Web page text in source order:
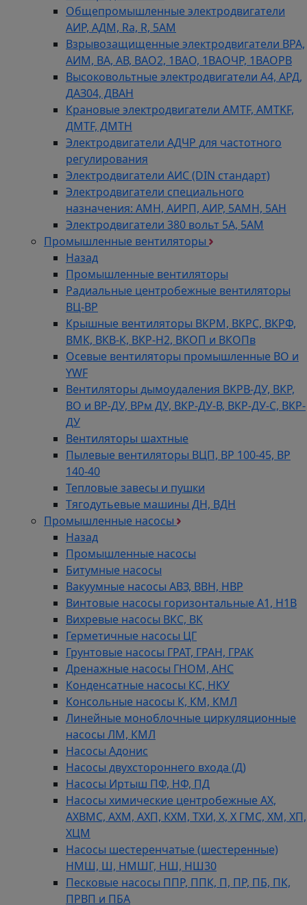
Общепромышленные электродвигатели
АИР, АДМ, Ra, R, 5AM
Взрывозащищенные электродвигатели ВРА,
АИМ, ВА, АВ, ВАO2, 1ВАО, 1ВАОЧР, 1ВАОРВ
Высоковольтные электродвигатели A4, АРД,
ДАЗ04, ДВАН
Крановые электродвигатели AMTF, AMTKF,
ДMTF, ДМТН
Электродвигатели АДЧР для частотного
регулирования
Электродвигатели АИС (DIN стандарт)
Электродвигатели специального
назначения: АМН, АИРП, АИР, 5АМН, 5АН
Электродвигатели 380 вольт 5А, 5АМ
Промышленные вентиляторы
Назад
Промышленные вентиляторы
Радиальные центробежные вентиляторы
ВЦ-ВР
Крышные вентиляторы ВКРМ, ВКРС, ВКРФ,
ВМК, ВКВ-К, ВКР-Н2, ВКОП и ВКОПв
Осевые вентиляторы промышленные ВО и
YWF
Вентиляторы дымоудаления ВКРВ-ДУ, ВКР,
ВО и ВР-ДУ, ВРм ДУ, ВКР-ДУ-В, ВКР-ДУ-С, ВКР-
ДУ
Вентиляторы шахтные
Пылевые вентиляторы ВЦП, ВР 100-45, ВР
140-40
Тепловые завесы и пушки
Тягодутьевые машины ДН, ВДН
Промышленные насосы
Назад
Промышленные насосы
Битумные насосы
Вакуумные насосы АВЗ, ВВН, НВР
Винтовые насосы горизонтальные А1, Н1В
Вихревые насосы ВКС, ВК
Герметичные насосы ЦГ
Грунтовые насосы ГРАТ, ГРАН, ГРАК
Дренажные насосы ГНОМ, АНС
Конденсатные насосы КС, НКУ
Консольные насосы К, КМ, КМЛ
Линейные моноблочные циркуляционные
насосы ЛМ, КМЛ
Насосы Адонис
Насосы двухстороннего входа (Д)
Насосы Иртыш ПФ, НФ, ПД
Насосы химические центробежные АХ,
АХВМС, АХМ, АХП, КХМ, ТХИ, Х, Х ГМС, ХМ, ХП,
ХЦМ
Насосы шестеренчатые (шестеренные)
НМШ, Ш, НМШГ, НШ, НШ30
Песковые насосы ППР, ППК, П, ПР, ПБ, ПК,
ПРВП и ПБА